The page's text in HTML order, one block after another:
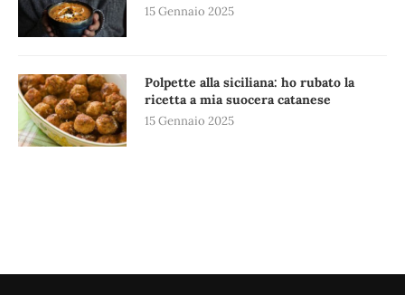
15 Gennaio 2025
Polpette alla siciliana: ho rubato la
ricetta a mia suocera catanese
15 Gennaio 2025